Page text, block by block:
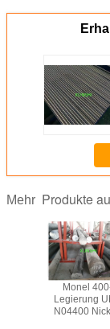
Mehr Produkte
Monel
Legierung
N04400